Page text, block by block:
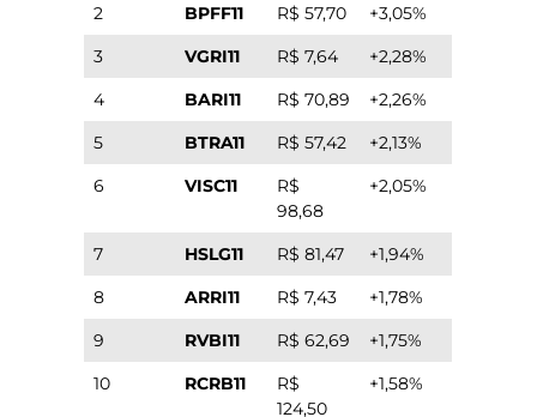
2
BPFF11 R$ 57,70
+3,05%
3
VGRI11 R$ 7,64
+2,28%
4
BARI11 R$ 70,89
+2,26%
5
BTRA11 R$ 57,42
+2,13%
6
VISC11
R$
98,68
+2,05%
7 HSLG11 R$ 81,47
+1,94%
8
ARRI11 R$ 7,43
+1,78%
9
RVBI11 R$ 62,69
+1,75%
10
RCRB11
R$
124,50
+1,58%